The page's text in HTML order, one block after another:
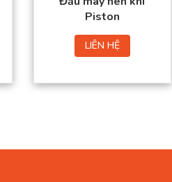
Piston
LIÊN HỆ